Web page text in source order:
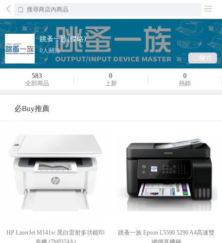
󰄕 󰂦
跳蚤一族(傑略)
0人關注
󰀾關注
583
全部商品
0
上新
0
熱銷
必Buy推薦
HP LaserJet M141w 黑白雷射多功能印
跳蚤一族 Epson L5590 5290 A4高速雙